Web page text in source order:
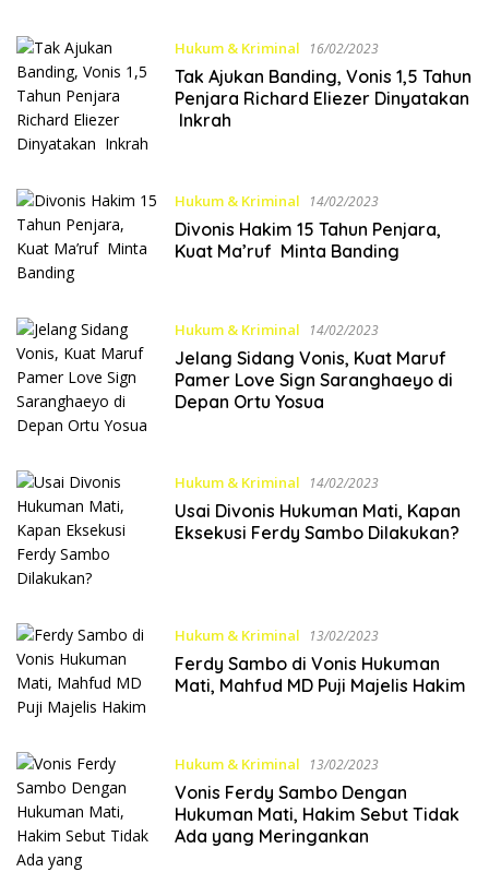
Hukum & Kriminal 16/02/2023
Tak Ajukan Banding, Vonis 1,5 Tahun
Penjara Richard Eliezer Dinyatakan
Inkrah
Hukum & Kriminal 14/02/2023
Divonis Hakim 15 Tahun Penjara,
Kuat Ma’ruf Minta Banding
Hukum & Kriminal 14/02/2023
Jelang Sidang Vonis, Kuat Maruf
Pamer Love Sign Saranghaeyo di
Depan Ortu Yosua
Hukum & Kriminal 14/02/2023
Usai Divonis Hukuman Mati, Kapan
Eksekusi Ferdy Sambo Dilakukan?
Hukum & Kriminal 13/02/2023
Ferdy Sambo di Vonis Hukuman
Mati, Mahfud MD Puji Majelis Hakim
Hukum & Kriminal 13/02/2023
Vonis Ferdy Sambo Dengan
Hukuman Mati, Hakim Sebut Tidak
Ada yang Meringankan